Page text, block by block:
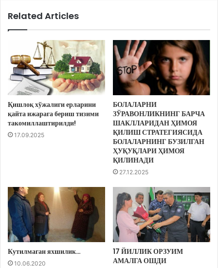
Related Articles
Қишлоқ хўжалиги ерларини
қайта ижарага бериш тизими
такомиллаштирилди!
17.09.2025
БОЛАЛАРНИ
ЗЎРАВОНЛИКНИНГ БАРЧА
ШАКЛЛАРИДАН ҲИМОЯ
ҚИЛИШ СТРАТЕГИЯСИДА
БОЛАЛАРНИНГ БУЗИЛГАН
ҲУҚУҚЛАРИ ҲИМОЯ
ҚИЛИНАДИ
27.12.2025
Кутилмаган яхшилик…
10.06.2020
17 ЙИЛЛИК ОРЗУИМ
АМАЛГА ОШДИ